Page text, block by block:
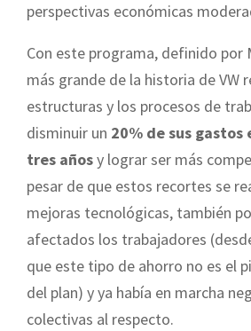
perspectivas económicas
Con este programa, definido por
más grande de la historia de VW
estructuras y los procesos de
disminuir un 20% de sus gastos
tres añosy lograr ser más
pesar de que estos recortes se
mejoras tecnológicas, también
afectados los trabajadores
que este tipo de ahorro no es el
del plan) y ya había en marcha
colectivas al respecto.